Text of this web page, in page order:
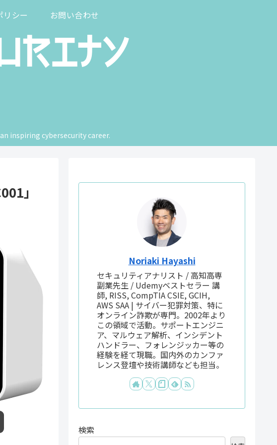
inspiring cybersecurity career.
リシー お問い合わせ
」
Noriaki Hayashi
セキュリティアナリスト / 高知高専
副業先生 / Udemyベストセラー 講
師, RISS, CompTIA CSIE, GCIH,
AWS SAA | サイバー犯罪対策、特に
オンライン詐欺が専門。2002年より
この領域で活動。サポートエンジニ
ア、マルウェア解析、インシデント
ハンドラー、フォレンジッカー等の
経験を経て現職。国内外のカンファ
レンス登壇や技術講師なども担当。
検索